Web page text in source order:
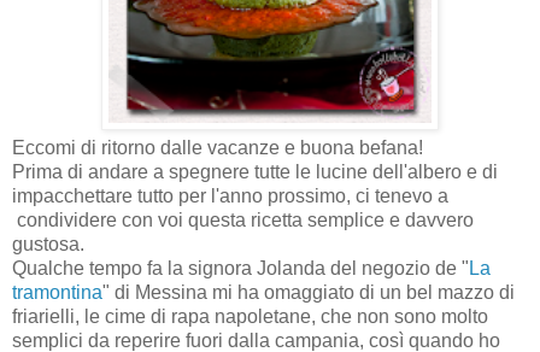
Eccomi di ritorno dalle vacanze e buona befana!
Prima di andare a spegnere tutte le lucine dell'albero e di
impacchettare tutto per l'anno prossimo, ci tenevo a
condividere con voi questa ricetta semplice e davvero
gustosa.
Qualche tempo fa la signora Jolanda del negozio de " La
tramontina" di Messina mi ha omaggiato di un bel mazzo di
friarielli, le cime di rapa napoletane, che non sono molto
semplici da reperire fuori dalla campania, così quando ho